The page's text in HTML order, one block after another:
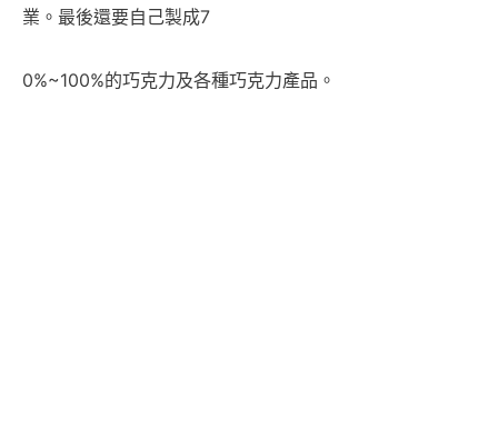
業。最後還要自己製成7
0%~100%的巧克力及各種巧克力產品。